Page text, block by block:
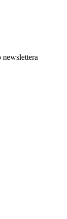
newslettera